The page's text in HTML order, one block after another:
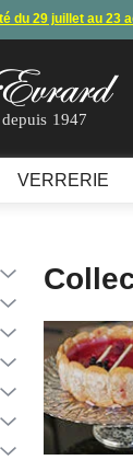
du 29 juillet au 23
de règlement par
1947
VERRERIE